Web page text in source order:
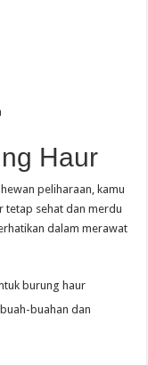
Haur
peliharaan, kamu
tetap sehat dan merdu
dalam merawat
burung haur
buahan dan